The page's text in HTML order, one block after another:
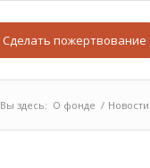
Сделать пожертвование
Вы здесь: О фонде / Новости